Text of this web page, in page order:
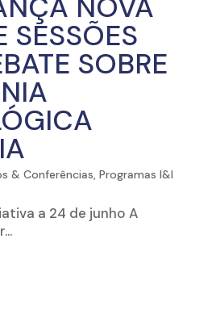
SESSÕES
SOBRE
& Conferências Programas I&I
a 24 de junho A